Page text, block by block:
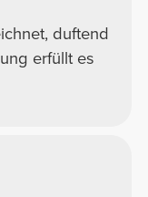
duftend
erfüllt es